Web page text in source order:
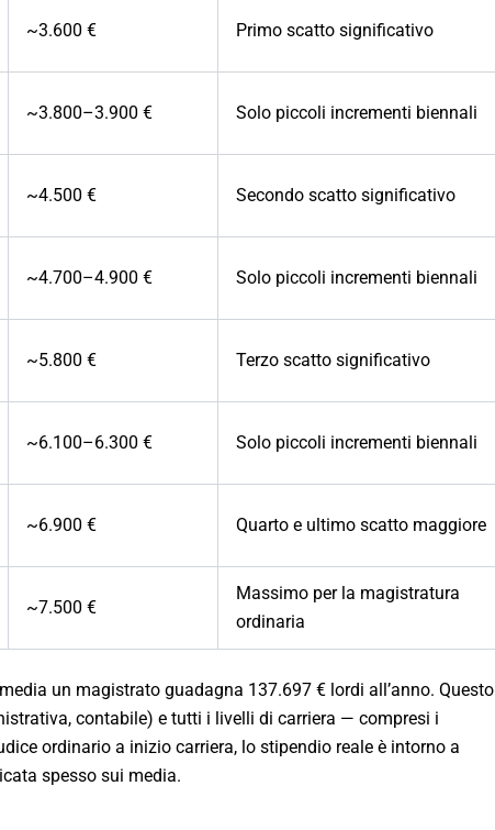
~3.600 € Primo scatto significativo
~3.800–3.900 € Solo piccoli incrementi biennali
~4.500 € Secondo scatto significativo
~4.700–4.900 € Solo piccoli incrementi biennali
~5.800 € Terzo scatto significativo
~6.100–6.300 € Solo piccoli incrementi biennali
~6.900 € Quarto e ultimo scatto maggiore
~7.500 €
Massimo per la magistratura
ordinaria
un magistrato guadagna 137.697 € lordi all’anno. Questo
contabile) e tutti i livelli di carriera — compresi i
ordinario a inizio carriera, lo stipendio reale è intorno a
spesso sui media.